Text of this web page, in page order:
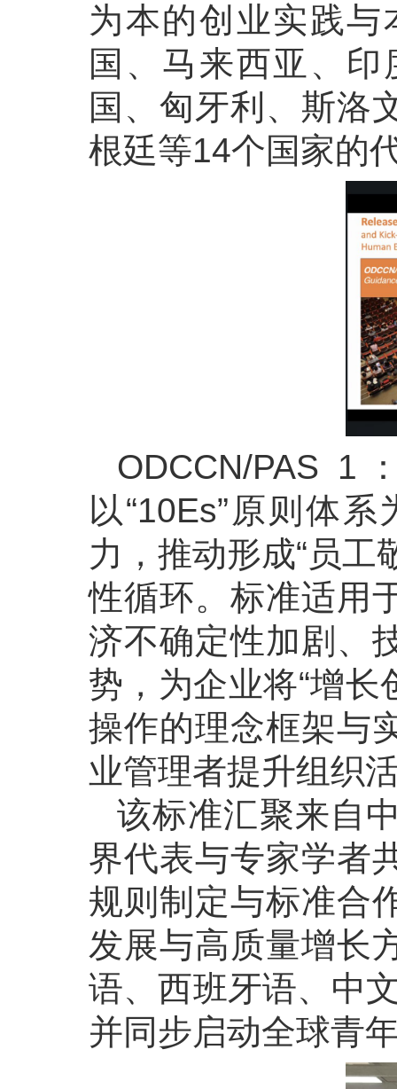
为本的创业实践
国、马来西亚、
国、匈牙利、斯洛
根廷等14个国家的
ODCCN/PAS
以“10Es”原则体
力，推动形成“员工
性循环。标准适用
济不确定性加剧、
势，为企业将“增长
操作的理念框架与
业管理者提升组织
该标准汇聚来自
界代表与专家学者
规则制定与标准合
发展与高质量增长
语、西班牙语、中
并同步启动全球青